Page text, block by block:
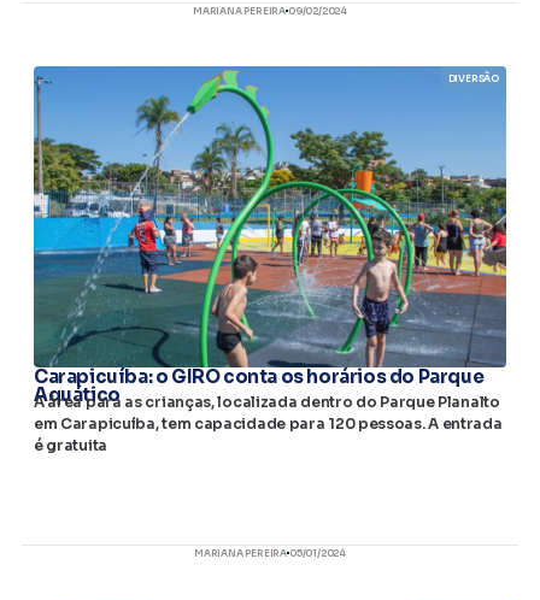
MARIANA PEREIRA 09/02/2024
DIVERSÃO
Carapicuíba: o GIRO conta os horários do Parque
Aquático
A área para as crianças, localizada dentro do Parque Planalto
em Carapicuíba, tem capacidade para 120 pessoas. A entrada
é gratuita
MARIANA PEREIRA 05/01/2024